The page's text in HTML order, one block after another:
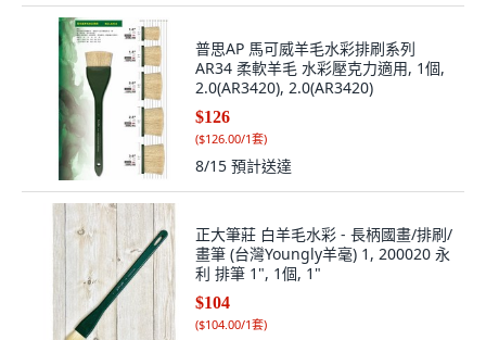
普思AP 馬可威羊毛水彩排刷系列
AR34 柔軟羊毛 水彩壓克力適用, 1個,
2.0(AR3420), 2.0(AR3420)
$126
($126.00/1套)
8/15 預計送達
正大筆莊 白羊毛水彩 - 長柄國畫/排刷/
畫筆 (台灣Youngly羊毫) 1, 200020 永
利 排筆 1", 1個, 1"
$104
($104.00/1套)